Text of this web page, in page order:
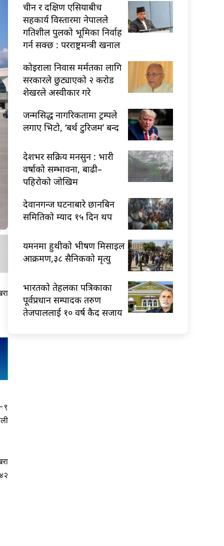
चीन र दक्षिण एसियाबीच
सहकार्य विस्तारमा नेपालले
गतिशील पुलको भूमिका निर्वाह
गर्न सक्छ : परराष्ट्रमन्त्री खनाल
कोइराला निवास मर्मतका लागि
सरकारले छुट्याएको २ करोड
शेखरले अस्वीकार गरे
जन्मसिद्ध नागरिकतामा ट्रम्पले
लगाए भिटो, ‘बर्थ टुरिजम’ बन्द
देशभर सक्रिय मनसुन : भारी
वर्षाको सम्भावना, बाढी–
पहिरोको जोखिम
देवानगन्ज घटनाबारे छानबिन
समितिको म्याद १५ दिन थप
यमनमा हुथीको भीषण मिसाइल
आक्रमण,३८ सैनिकको मृत्यु
भारतकाे तेहलका पत्रिकाका
पूर्वप्रधान सम्पादक तरुण
तेजपाललाई १० वर्ष कैद सजाय